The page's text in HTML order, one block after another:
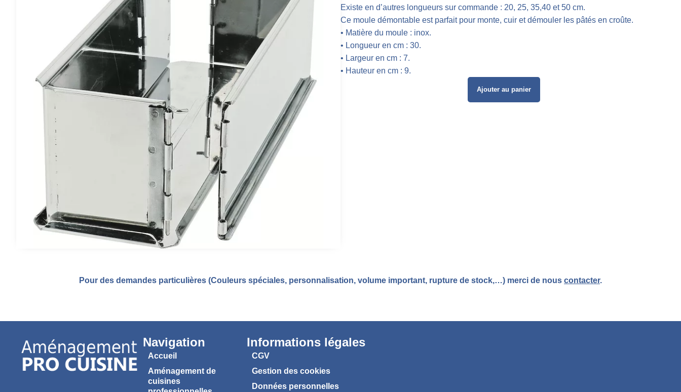
Existe en d’autres longueurs sur commande : 20, 25, 35,40 et 50 cm.
Ce moule démontable est parfait pour monte, cuir et démouler les pâtés en croûte.
• Matière du moule : inox.
• Longueur en cm : 30.
• Largeur en cm : 7.
• Hauteur en cm : 9.
Ajouter au panier
Pour des demandes particulières (Couleurs spéciales, personnalisation, volume important, rupture de stock,…) merci de nous contacter.
Navigation
Accueil
Aménagement de
cuisines
Informations légales
CGV
Gestion des cookies
Données personnelles